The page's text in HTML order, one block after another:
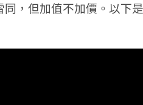
，但加值不加價。以下